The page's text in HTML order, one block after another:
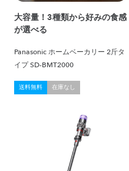
大容量！3種類から好みの食感
が選べる
Panasonic ホームベーカリー 2斤タ
イプ SD-BMT2000
送料無料 在庫なし